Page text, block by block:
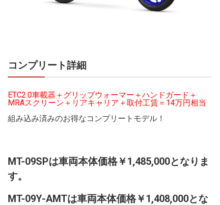
コンプリート詳細
ETC2.0車載器＋グリップウォーマー＋ハンドガード＋
MRAスクリーン＋リアキャリア＋取付工賃＝14万円相当
組み込み済みのお得なコンプリートモデル！
MT-09SPは車両本体価格￥1,485,000となりま
す。
MT-09Y-AMTは車両本体価格￥1,408,000とな